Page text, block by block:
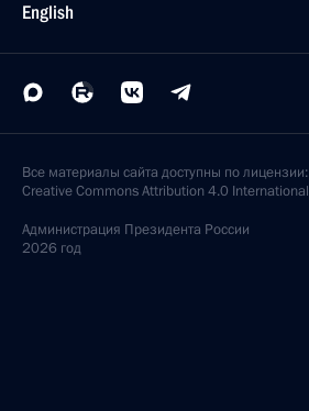
English
Все материалы сайта доступны по лицензии:
Creative Commons Attribution 4.0 International
Администрация Президента России
2026 год